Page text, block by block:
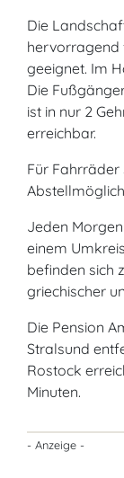
Die
hervorragend
geeignet. Im
Die
ist in nur 2
erreichbar.
Für
Jeden
einem
befinden sich
griechischer
Die Pension
Stralsund
Rostock
Minuten.
- Anzeige -